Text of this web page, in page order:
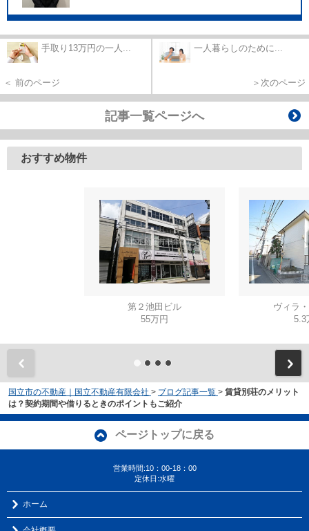
手取り13万円の一人...
＜ 前のページ
一人暮らしのために...
＞次のページ
記事一覧ページへ
おすすめ物件
第２池田ビル
55万円
ヴィラ
5.3
国立市の不動産｜国立不動産有限会社 > ブログ記事一覧 > 賃貸別荘のメリット
は？契約期間や借りるときのポイントもご紹介
ページトップに戻る
営業時間:10：00-18：00
定休日:水曜
ホーム